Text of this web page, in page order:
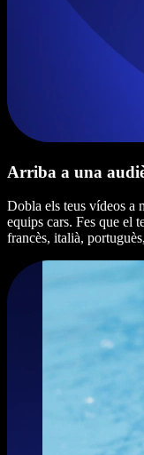
Arriba a una
Dobla els teus vídeos a
equips cars. Fes que el
francès, italià,